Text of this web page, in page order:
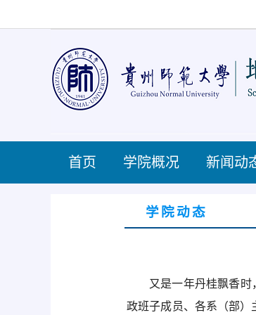
首页 学院概况 新闻动
学院动态
又是一年丹桂飘香时
政班子成员、各系（部）